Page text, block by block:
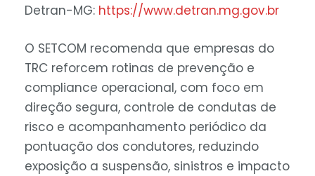
Detran-MG: https://www.detran.mg.gov.br
O SETCOM recomenda que empresas do
TRC reforcem rotinas de prevenção e
compliance operacional, com foco em
direção segura, controle de condutas de
risco e acompanhamento periódico da
pontuação dos condutores, reduzindo
exposição a suspensão, sinistros e impacto